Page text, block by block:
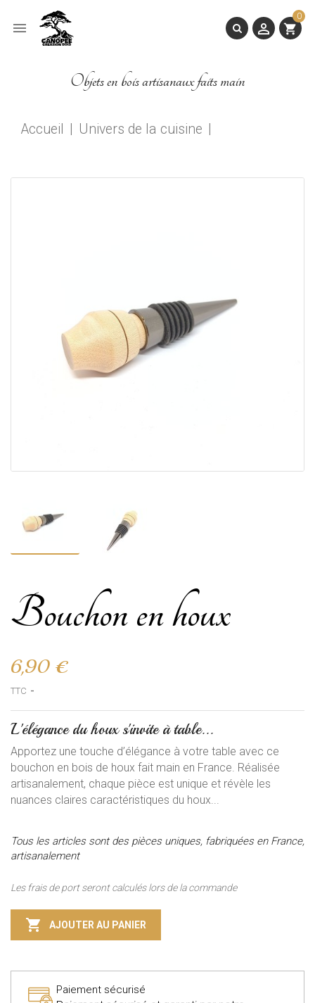
 shopping_cart
0

Objets en bois artisanaux faits main
Accueil Univers de la cuisine
Bouchon en houx
6,90 €
TTC
L'élégance du houx s'invite à table...
Apportez une touche d’élégance à votre table avec ce
bouchon en bois de houx fait main en France. Réalisée
artisanalement, chaque pièce est unique et révèle les
nuances claires caractéristiques du houx...
Tous les articles sont des pièces uniques, fabriquées en France,
artisanalement
Les frais de port seront calculés lors de la commande
 AJOUTER AU PANIER
Paiement sécurisé